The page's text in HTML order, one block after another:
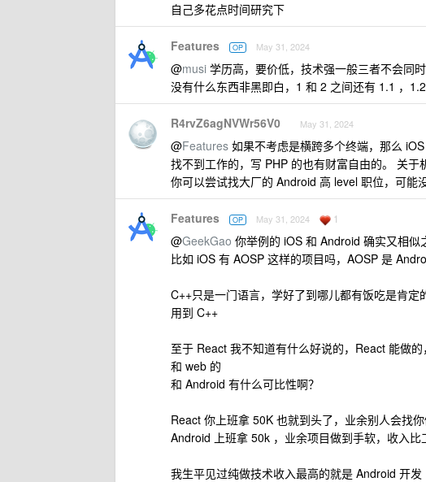
自己多花点时间研究下
Features OP May 31, 2024
@musi 学历高，要价低，技术强一般三者不会同时
没有什么东西非黑即白，1 和 2 之间还有 1.1 ，
R4rvZ6agNVWr56V0 May 31, 2024
@Features 如果不考虑是横跨多个终端，那么
找不到工作的，写 PHP 的也有财富自由的。 关于
你可以尝试找大厂的 Android 高 level 职位，可能
Features OP May 31, 2024 1
@GeekGao 你举例的 iOS 和 Android 确实又相似
比如 iOS 有 AOSP 这样的项目吗，AOSP 是
C++只是一门语言，学好了到哪儿都有饭吃是肯
用到 C++
至于 React 我不知道有什么好说的，React 能做
和 web 的
和 Android 有什么可比性啊？
React 你上班拿 50K 也就到头了，业余别人会找
Android 上班拿 50k ，业余项目做到手软，收入比
我生平见过纯做技术收入最高的就是 Android 开发